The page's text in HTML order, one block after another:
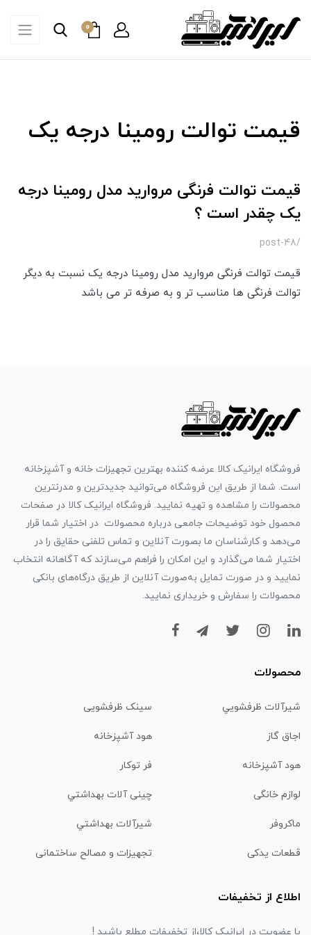
0
قیمت توالت رومینا درجه یک
قیمت توالت فرنگی مروارید مدل رومینا درجه
یک چقدر است ؟
/post-48
قیمت توالت فرنگی مروارید مدل رومینا درجه یک نسبت به دیگر
توالت فرنگی ها مناسب تر و به صرفه تر می باشد
فروشگاه ایرانیک کالا عرضه کننده بهترین تجهیزات خانه و آشپزخانه
است. شما از طریق این فروشگاه می‌توانید جدیدترین و مدرنترین
محصولات را مشاهده و تهیه نمایید. فروشگاه ایرانیک کالا در صفحات
محصول خود توضیحات جامعی درباره محصولات در اختیار شما قرار
می‌دهد و کارشناسان ما بصورت آنلاین و تماس تلفنی حقایق را در
اختیار شما می‌گذارد و این امکان را فراهم می‌سازند که آگاهانه انتخاب
نمایید و در صورت تمایل به‌صورت آنلاین از طریق درگاه‌های بانکی
محصولات را سفارش و خریداری نمایید.
محصولات
شیرآلات ظرفشويي سینک ظرفشویی
اجاق گاز هود آشپزخانه
هود آشپزخانه فر توکار
لوازم خانگی چینی آلات بهداشتي
ماكروفر شیرآلات بهداشتي
قطعات یدکی تجهیزات و مصالح ساختمانی
اطلاع از تخفیفات
با عضویت در ایرانیک کالا،از تخفیفات مطلع باشید !